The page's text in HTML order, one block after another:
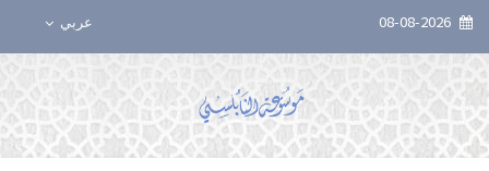
عربي